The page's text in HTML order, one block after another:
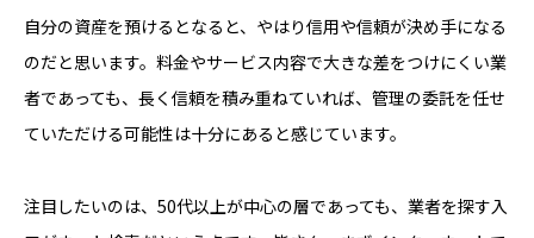
自分の資産を預けるとなると、やはり信用や信頼が決め手になる
のだと思います。料金やサービス内容で大きな差をつけにくい業
者であっても、長く信頼を積み重ねていれば、管理の委託を任せ
ていただける可能性は十分にあると感じています。
注目したいのは、50代以上が中心の層であっても、業者を探す入